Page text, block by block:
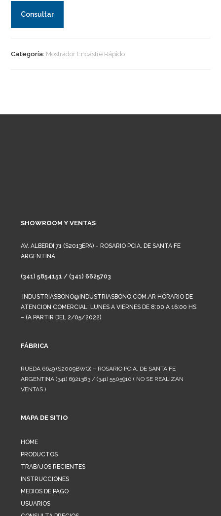
Consultar
Categoría: Mostrador Encastre Rápido
SHOWROOM Y VENTAS
AV. ALBERDI 71 (S2013EPA) – ROSARIO PCIA. DE SANTA FE
ARGENTINA
(341) 5854151 / (341) 6625703
INDUSTRIASBONO@INDUSTRIASBONO.COM.AR HORARIO DE
ATENCION COMERCIAL: LUNES A VIERNES DE 8:00 A 16:00 HS
– (A PARTIR DEL 2/05/2022)
FÁBRICA
RUEDA 6649 (S2009BWQ) – ROSARIO PCIA. DE SANTA FE
ARGENTINA (341) 6921383 / (341) 5505910 ( NO SE REALIZAN
VENTAS )
MAPA DE SITIO
HOME
PRODUCTOS
TRABAJOS RECIENTES
INSTRUCCIONES
MEDIOS DE PAGO
USUARIOS